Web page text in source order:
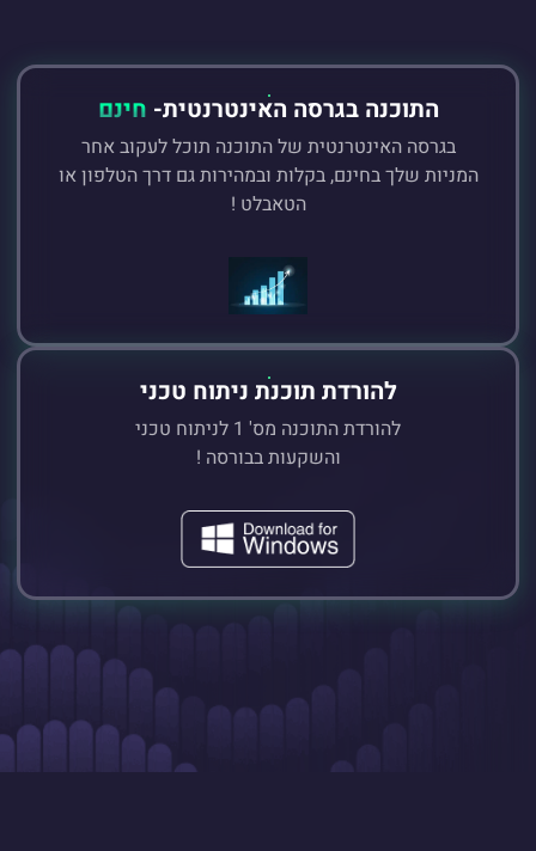
התוכנה בגרסה האינטרנטית- חינם
בגרסה האינטרנטית של התוכנה תוכל לעקוב אחר
המניות שלך בחינם, בקלות ובמהירות גם דרך הטלפון או
הטאבלט !
להורדת תוכנת ניתוח טכני
להורדת התוכנה מס' 1 לניתוח טכני
והשקעות בבורסה !